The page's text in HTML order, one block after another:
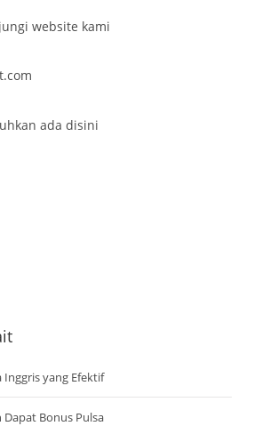
website kami
ada disini
Inggris yang Efektif
Dapat Bonus Pulsa